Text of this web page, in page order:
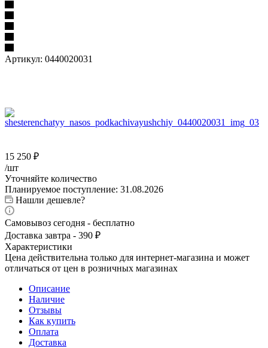
Артикул: 0440020031
15 250 ₽
/шт
Уточняйте количество
Планируемое поступление: 31.08.2026
Нашли дешевле?
Самовывоз сегодня - бесплатно
Доставка завтра - 390 ₽
Характеристики
Цена действительна только для интернет-магазина и может
отличаться от цен в розничных магазинах
Описание
Наличие
Отзывы
Как купить
Оплата
Доставка